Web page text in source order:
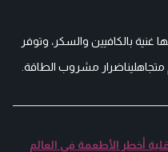
غنية بالكافيين والسكر، وتوفر
مشروب الطاقة.
أخطر الأطعمة في العالم